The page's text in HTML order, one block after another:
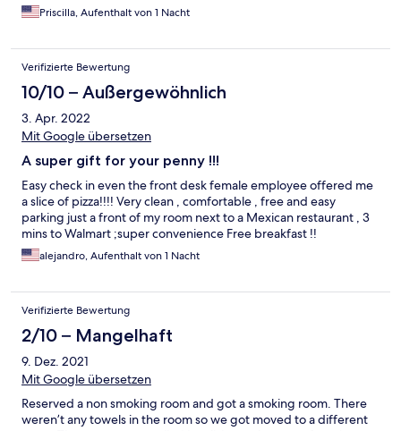
Priscilla, Aufenthalt von 1 Nacht
Verifizierte Bewertung
10/10 – Außergewöhnlich
3. Apr. 2022
Mit Google übersetzen
A super gift for your penny !!!
Easy check in even the front desk female employee offered me
a slice of pizza!!!! Very clean , comfortable , free and easy
parking just a front of my room next to a Mexican restaurant , 3
mins to Walmart ;super convenience Free breakfast !!
alejandro, Aufenthalt von 1 Nacht
Verifizierte Bewertung
2/10 – Mangelhaft
9. Dez. 2021
Mit Google übersetzen
Reserved a non smoking room and got a smoking room. There
weren’t any towels in the room so we got moved to a different